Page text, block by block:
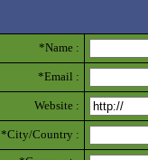
*Name :
*Email :
Website :
*City/Country :